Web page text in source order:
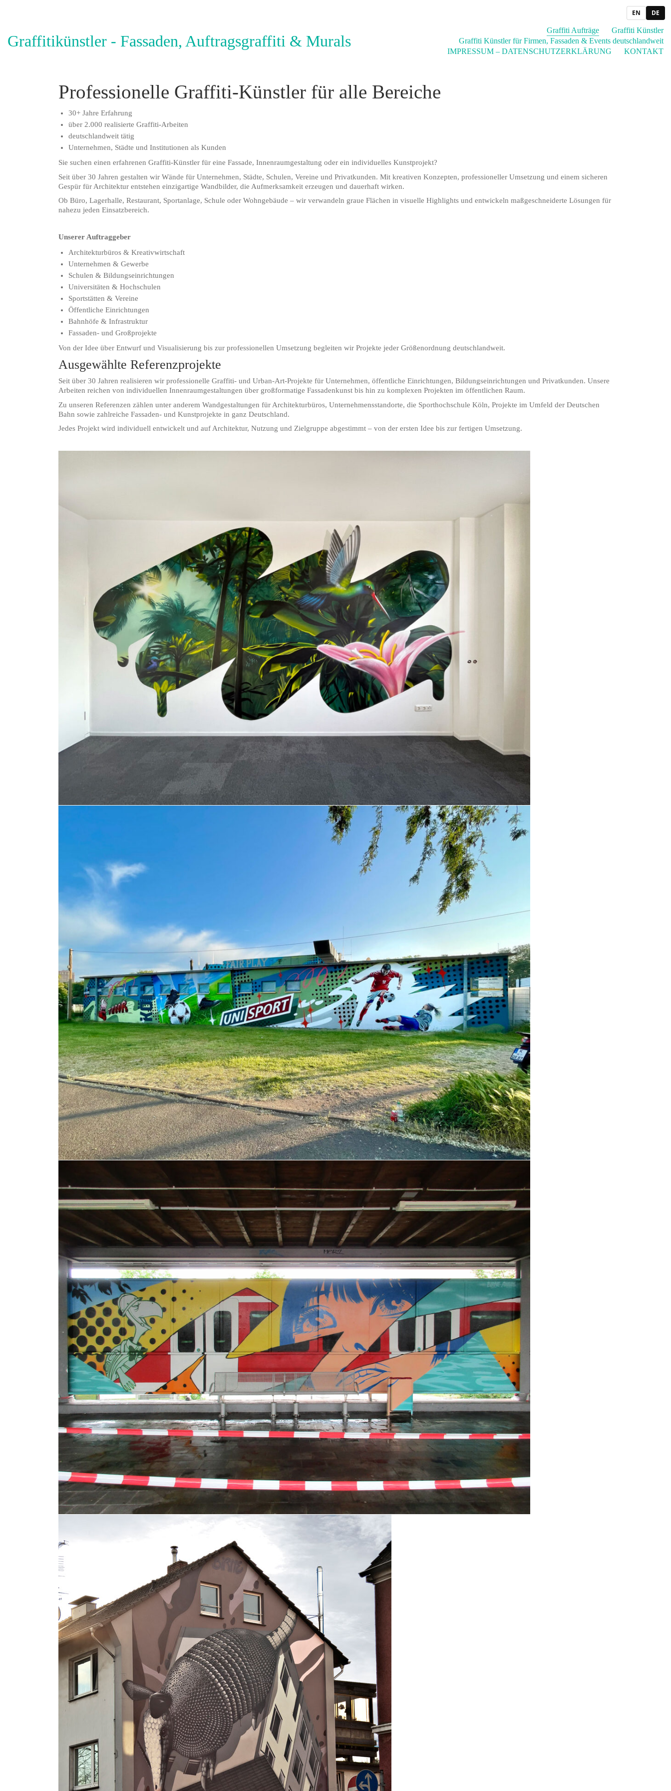
EN DE
Graffitikünstler - Fassaden, Auftragsgraffiti & Murals
Graffiti Aufträge
Graffiti Künstler
Graffiti Künstler für Firmen, Fassaden & Events deutschlandweit
IMPRESSUM – DATENSCHUTZERKLÄRUNG
KONTAKT
Professionelle Graffiti-Künstler für alle Bereiche
30+ Jahre Erfahrung
über 2.000 realisierte Graffiti-Arbeiten
deutschlandweit tätig
Unternehmen, Städte und Institutionen als Kunden
Sie suchen einen erfahrenen Graffiti-Künstler für eine Fassade, Innenraumgestaltung oder ein individuelles Kunstprojekt?
Seit über 30 Jahren gestalten wir Wände für Unternehmen, Städte, Schulen, Vereine und Privatkunden. Mit kreativen Konzepten, professioneller Umsetzung und einem sicheren
Gespür für Architektur entstehen einzigartige Wandbilder, die Aufmerksamkeit erzeugen und dauerhaft wirken.
Ob Büro, Lagerhalle, Restaurant, Sportanlage, Schule oder Wohngebäude – wir verwandeln graue Flächen in visuelle Highlights und entwickeln maßgeschneiderte Lösungen für
nahezu jeden Einsatzbereich.
Unserer Auftraggeber
Architekturbüros & Kreativwirtschaft
Unternehmen & Gewerbe
Schulen & Bildungseinrichtungen
Universitäten & Hochschulen
Sportstätten & Vereine
Öffentliche Einrichtungen
Bahnhöfe & Infrastruktur
Fassaden- und Großprojekte
Von der Idee über Entwurf und Visualisierung bis zur professionellen Umsetzung begleiten wir Projekte jeder Größenordnung deutschlandweit.
Ausgewählte Referenzprojekte
Seit über 30 Jahren realisieren wir professionelle Graffiti- und Urban-Art-Projekte für Unternehmen, öffentliche Einrichtungen, Bildungseinrichtungen und Privatkunden. Unsere
Arbeiten reichen von individuellen Innenraumgestaltungen über großformatige Fassadenkunst bis hin zu komplexen Projekten im öffentlichen Raum.
Zu unseren Referenzen zählen unter anderem Wandgestaltungen für Architekturbüros, Unternehmensstandorte, die Sporthochschule Köln, Projekte im Umfeld der Deutschen
Bahn sowie zahlreiche Fassaden- und Kunstprojekte in ganz Deutschland.
Jedes Projekt wird individuell entwickelt und auf Architektur, Nutzung und Zielgruppe abgestimmt – von der ersten Idee bis zur fertigen Umsetzung.